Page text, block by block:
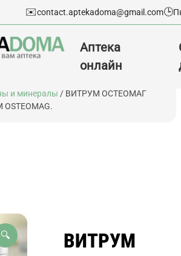
✉️contact.aptekadoma@gmail.com🕒
Аптека
онлайн
и минералы / ВИТРУМ ОСТЕОМАГ
🔍
ВИТРУМ